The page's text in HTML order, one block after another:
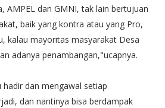
AMPEL dan GMNI, tak lain bertujuan
baik yang kontra atau yang Pro,
kalau mayoritas masyarakat Desa
adanya penambangan,"ucapnya.
dan mengawal setiap
dan nantinya bisa berdampak